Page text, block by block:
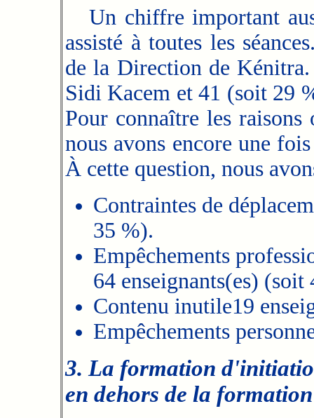
Un chiffre important
assisté à toutes les
de la Direction de
Sidi Kacem et 41 (soit 29
Pour connaître les raisons
nous avons encore une
À cette question, nous
Contraintes de
35 %).
Empêchements
64 enseignants(es) (soit
Contenu inutile19
Empêchements
3. La formation
en dehors de la